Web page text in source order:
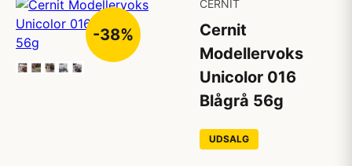
-38%
CERNIT
Cernit
Modellervoks
Unicolor 016
Blågrå 56g
UDSALG